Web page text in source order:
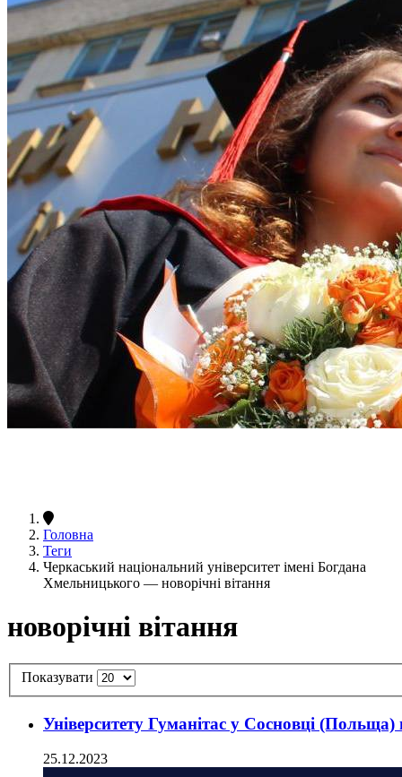
Головна
Теги
Черкаський національний університет імені Богдана
Хмельницького — новорічні вітання
новорічні вітання
Показувати
Університету Гуманітас у Сосновці
25.12.2023